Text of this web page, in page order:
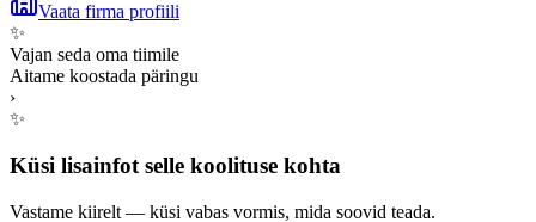
Vaata firma profiili
✨
Vajan seda oma tiimile
Aitame koostada päringu
›
✨
Küsi lisainfot selle koolituse kohta
Vastame kiirelt — küsi vabas vormis, mida soovid teada.